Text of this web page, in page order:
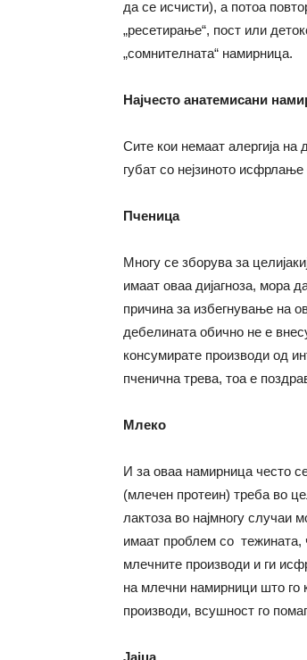
да се исчисти), а потоа
„ресетирање“, пост или
„сомнителната“ намирница.
Најчесто анатемисани
Сите кои немаат алергија
губат со нејзиното
Пченица
Многу се зборува за
имаат оваа дијагноза, мора
причина за избегнување на
дебелината обично не е
консумирате производи од
пченична трева, тоа е
Млеко
И за оваа намирница често
(млечен протеин) треба во
лактоза во најмногу случаи
имаат проблем со тежината,
млечните производи и ги
на млечни намирници што го
производи, всушност го
Јајца